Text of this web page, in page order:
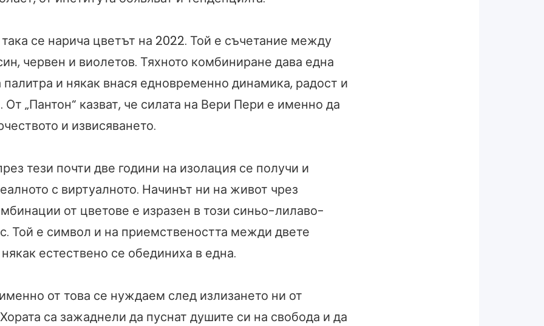
се нарича цветът на 2022. Той е съчетание между
червен и виолетов. Тяхното комбиниране дава една
и някак внася едновременно динамика, радост и
От „Пантон“ казват, че силата на Вери Пери е именно да
и извисяването.
тези почти две години на изолация се получи и
с виртуалното. Начинът ни на живот чрез
от цветове е изразен в този синьо-лилаво-
Той е символ и на приемствеността межди двете
естествено се обединиха в една.
от това се нуждаем след излизането ни от
са зажаднели да пуснат душите си на свобода и да